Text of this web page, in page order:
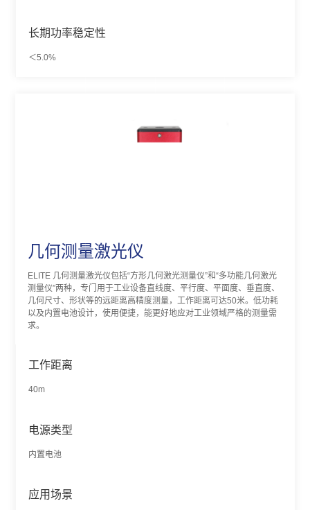
长期功率稳定性
＜5.0%
几何测量激光仪
ELITE 几何测量激光仪包括“方形几何激光测量仪”和“多功能几何激光
测量仪”两种，专门用于工业设备直线度、平行度、平面度、垂直度、
几何尺寸、形状等的远距离高精度测量，工作距离可达50米。低功耗
以及内置电池设计，使用便捷，能更好地应对工业领域严格的测量需
求。
工作距离
40m
电源类型
内置电池
应用场景